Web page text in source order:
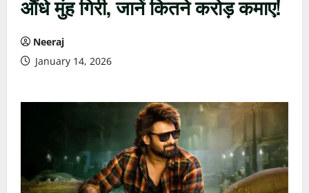
औंधे मुंह गिरी, जानें कितने करोड़ कमाए!
Neeraj
January 14, 2026